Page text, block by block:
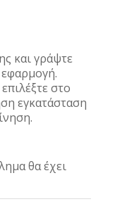
και γράψτε
στο
εγκατάσταση
θα έχει